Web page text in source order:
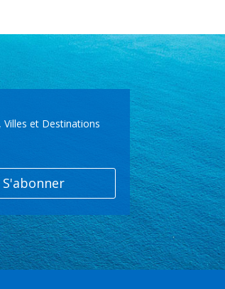
Villes et Destinations
S'abonner